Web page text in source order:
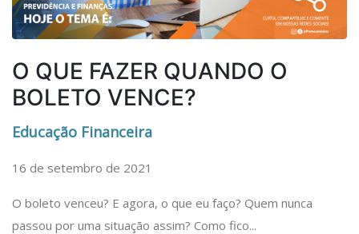
O QUE FAZER QUANDO O
BOLETO VENCE?
Educação Financeira
16 de setembro de 2021
O boleto venceu? E agora, o que eu faço? Quem nunca
passou por uma situação assim? Como fico...